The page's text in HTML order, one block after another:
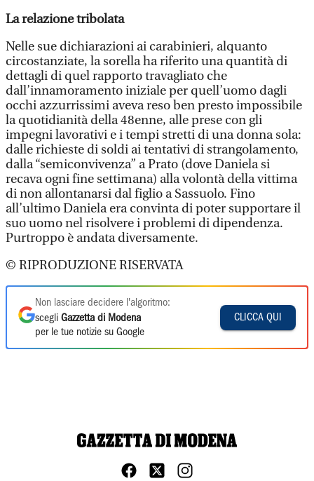
La relazione tribolata
Nelle sue dichiarazioni ai carabinieri, alquanto
circostanziate, la sorella ha riferito una quantità di
dettagli di quel rapporto travagliato che
dall’innamoramento iniziale per quell’uomo dagli
occhi azzurrissimi aveva reso ben presto impossibile
la quotidianità della 48enne, alle prese con gli
impegni lavorativi e i tempi stretti di una donna sola:
dalle richieste di soldi ai tentativi di strangolamento,
dalla “semiconvivenza” a Prato (dove Daniela si
recava ogni fine settimana) alla volontà della vittima
di non allontanarsi dal figlio a Sassuolo. Fino
all’ultimo Daniela era convinta di poter supportare il
suo uomo nel risolvere i problemi di dipendenza.
Purtroppo è andata diversamente.
© RIPRODUZIONE RISERVATA
Non lasciare decidere l'algoritmo:
scegli Gazzetta di Modena
per le tue notizie su Google
CLICCA QUI